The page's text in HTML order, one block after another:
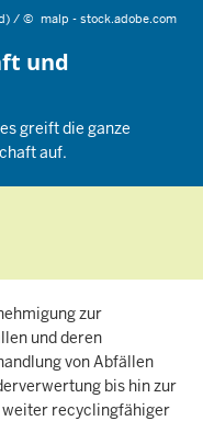
/© malp - stock.adobe.com
und
greift die ganze
auf.
zur
und deren
von Abfällen
bis hin zur
weiter recyclingfähiger